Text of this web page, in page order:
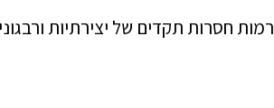
רמות חסרות תקדים של יצירתיות